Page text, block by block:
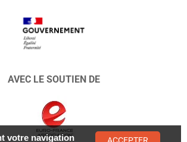
AVEC LE SOUTIEN DE
votre navigation